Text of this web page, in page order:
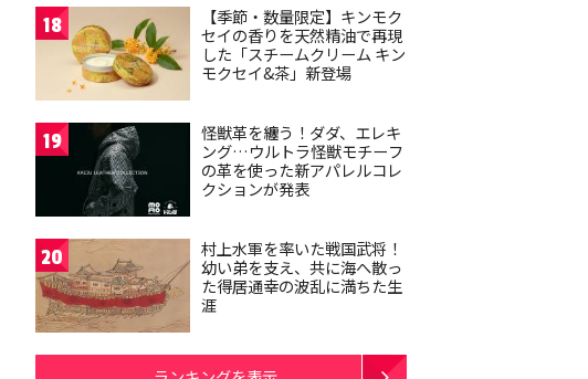
18
【季節・数量限定】キンモク
セイの香りを天然精油で再現
した「スチームクリーム キン
モクセイ&茶」新登場
19
怪獣革を纏う！ダダ、エレキ
ング…ウルトラ怪獣モチーフ
の革を使った新アパレルコレ
クションが発表
20
村上水軍を率いた戦国武将！
幼い弟を支え、共に海へ散っ
た得居通幸の波乱に満ちた生
涯